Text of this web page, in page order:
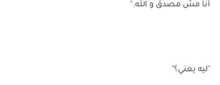
أنا مش مصدق و الله."
"ليه يعني؟"